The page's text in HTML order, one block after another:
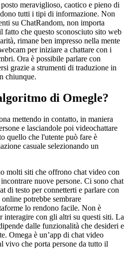
meraviglioso, caotico e pieno di
tutti i tipi di informazione. Non
su ChatRandom, non importa
che questo sconosciuto sito web
rimane ben impresso nella mente
per iniziare a chattare con i
Ora è possibile parlare con
grazie a strumenti di traduzione in
chiunque.
di Omegle?
mettendo in contatto, in maniera
e lasciandole poi videochattare
quello che l'utente può fare è
casuale selezionando un
molti siti che offrono chat video con
nuove persone. Ci sono chat
di testo per connetterti e parlare con
potrebbe sembrare
lo rendono facile. Non è
interagire con gli altri su questi siti. La
dalle funzionalità che desideri e
Omega è un’app di chat video
vivo che porta persone da tutto il